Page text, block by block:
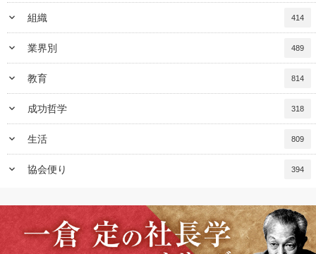
keyboard_arrow_down 組織 414
keyboard_arrow_down 業界別 489
keyboard_arrow_down 教育 814
keyboard_arrow_down 成功哲学 318
keyboard_arrow_down 生活 809
keyboard_arrow_down 協会便り 394